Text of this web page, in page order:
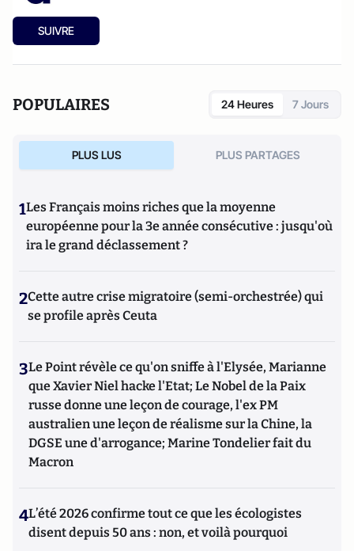
SUIVRE
POPULAIRES 24 Heures 7 Jours
PLUS LUS PLUS PARTAGES
1Les Français moins riches que la moyenne
européenne pour la 3e année consécutive : jusqu'où
ira le grand déclassement ?
2Cette autre crise migratoire (semi-orchestrée) qui
se profile après Ceuta
3Le Point révèle ce qu'on sniffe à l'Elysée, Marianne
que Xavier Niel hacke l'Etat; Le Nobel de la Paix
russe donne une leçon de courage, l'ex PM
australien une leçon de réalisme sur la Chine, la
DGSE une d'arrogance; Marine Tondelier fait du
Macron
4L’été 2026 confirme tout ce que les écologistes
disent depuis 50 ans : non, et voilà pourquoi